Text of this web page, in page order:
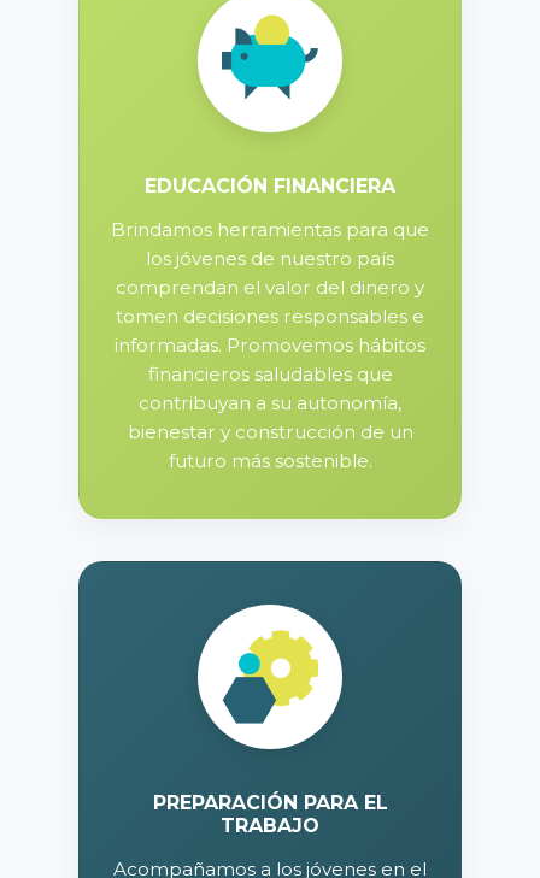
EDUCACIÓN FINANCIERA
Brindamos herramientas para que
los jóvenes de nuestro país
comprendan el valor del dinero y
tomen decisiones responsables e
informadas. Promovemos hábitos
financieros saludables que
contribuyan a su autonomía,
bienestar y construcción de un
futuro más sostenible.
PREPARACIÓN PARA EL
TRABAJO
Acompañamos a los jóvenes en el